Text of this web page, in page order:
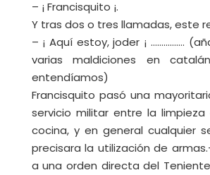
– ¡ Francisquito ¡.
Y tras dos o tres llamadas, este
– ¡ Aquí estoy, joder ¡ …………….
varias maldiciones en
entendíamos)
Francisquito pasó una
servicio militar entre la
cocina, y en general cualquier
precisara la utilización de
a una orden directa del